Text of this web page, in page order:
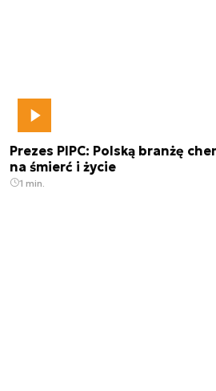
Prezes PIPC: Polską branżę
na śmierć i życie
1 min.